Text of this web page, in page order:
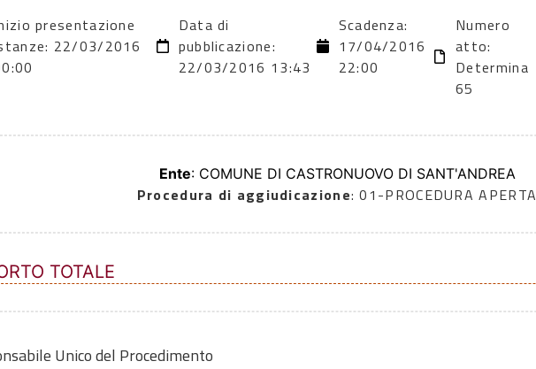
presentazione
22/03/2016
Data di
pubblicazione:
22/03/2016 13:43
Scadenza:
17/04/2016
22:00
Numero
atto:
Determina
65
Ente: COMUNE DI CASTRONUOVO DI SANT'ANDREA
Procedura di aggiudicazione: 01-PROCEDURA APERTA
TOTALE
Unico del Procedimento